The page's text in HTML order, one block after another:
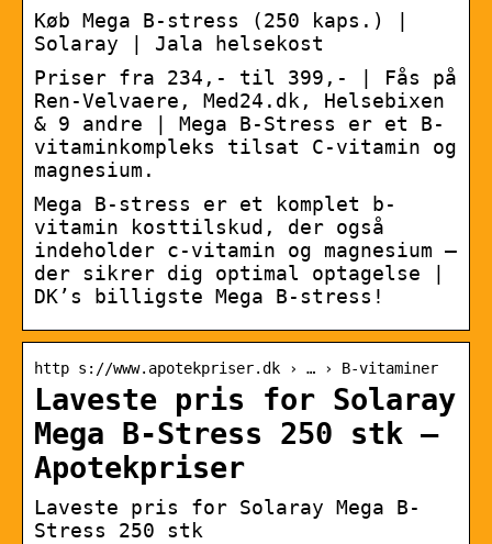
Køb Mega B-stress (250 kaps.) |
Solaray | Jala helsekost
Priser fra 234,- til 399,- | Fås på
Ren-Velvaere, Med24.dk, Helsebixen
& 9 andre | Mega B-Stress er et B-
vitaminkompleks tilsat C-vitamin og
magnesium.
Mega B-stress er et komplet b-
vitamin kosttilskud, der også
indeholder c-vitamin og magnesium –
der sikrer dig optimal optagelse |
DK’s billigste Mega B-stress!
http s://www.apotekpriser.dk › … › B-vitaminer
Laveste pris for Solaray
Mega B-Stress 250 stk –
Apotekpriser
Laveste pris for Solaray Mega B-
Stress 250 stk